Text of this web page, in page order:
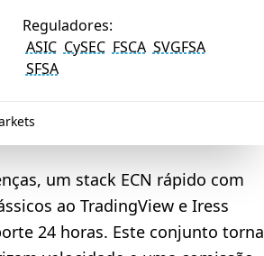
Reguladores:
ASIC CySEC FSCA SVGFSA
SFSA
um stack ECN rápido com
ao TradingView e Iress
24 horas. Este conjunto torna